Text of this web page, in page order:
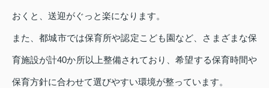
おくと、送迎がぐっと楽になります。
また、都城市では保育所や認定こども園など、さまざまな保
育施設が計40か所以上整備されており、希望する保育時間や
保育方針に合わせて選びやすい環境が整っています。